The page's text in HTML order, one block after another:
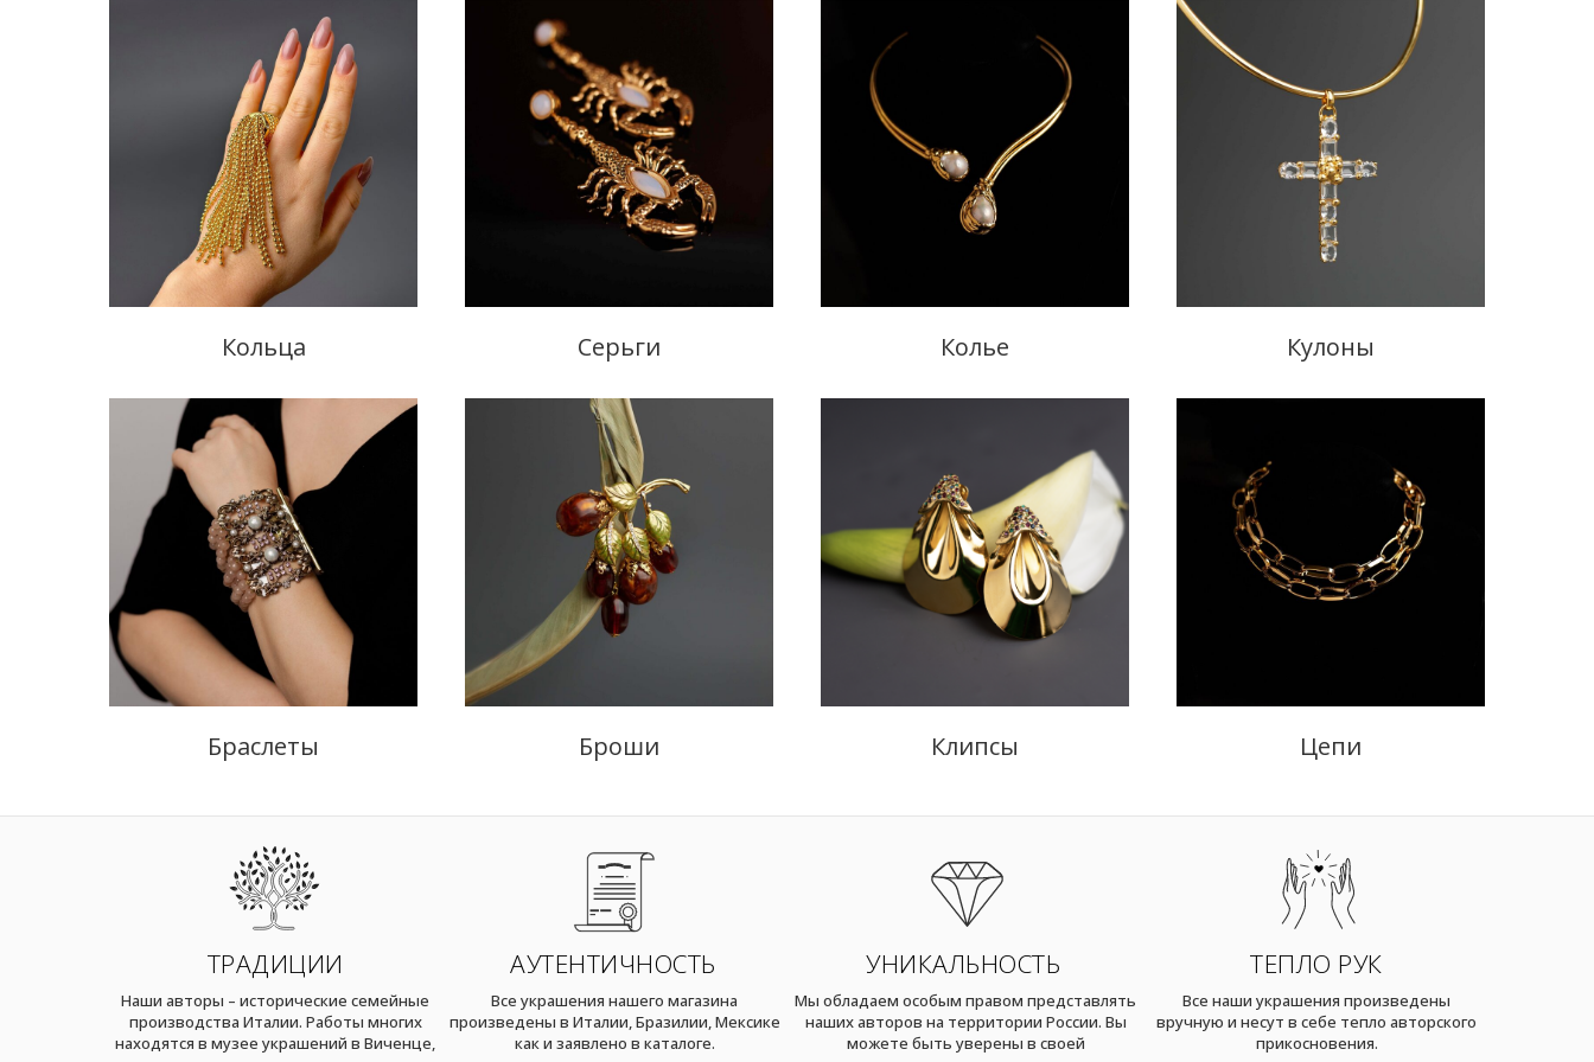
Кольца Серьги Колье Кулоны
Браслеты Броши Клипсы Цепи
ТРАДИЦИИ
Наши авторы – исторические семейные
производства Италии. Работы многих
находятся в музее украшений в Виченце,
АУТЕНТИЧНОСТЬ
Все украшения нашего магазина
произведены в Италии, Бразилии, Мексике
как и заявлено в каталоге.
УНИКАЛЬНОСТЬ
Мы обладаем особым правом представлять
наших авторов на территории России. Вы
можете быть уверены в своей
ТЕПЛО РУК
Все наши украшения произведены
вручную и несут в себе тепло авторского
прикосновения.